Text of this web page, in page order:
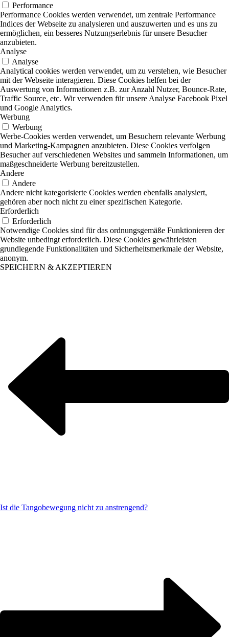
Performance
Performance Cookies werden verwendet, um zentrale Performance
Indices der Webseite zu analysieren und auszuwerten und es uns zu
ermöglichen, ein besseres Nutzungserlebnis für unsere Besucher
anzubieten.
Analyse
Analyse
Analytical cookies werden verwendet, um zu verstehen, wie Besucher
mit der Webseite interagieren. Diese Cookies helfen bei der
Auswertung von Informationen z.B. zur Anzahl Nutzer, Bounce-Rate,
Traffic Source, etc. Wir verwenden für unsere Analyse Facebook Pixel
und Google Analytics.
Werbung
Werbung
Werbe-Cookies werden verwendet, um Besuchern relevante Werbung
und Marketing-Kampagnen anzubieten. Diese Cookies verfolgen
Besucher auf verschiedenen Websites und sammeln Informationen, um
maßgeschneiderte Werbung bereitzustellen.
Andere
Andere
Andere nicht kategorisierte Cookies werden ebenfalls analysiert,
gehören aber noch nicht zu einer spezifischen Kategorie.
Erforderlich
Erforderlich
Notwendige Cookies sind für das ordnungsgemäße Funktionieren der
Website unbedingt erforderlich. Diese Cookies gewährleisten
grundlegende Funktionalitäten und Sicherheitsmerkmale der Website,
anonym.
SPEICHERN & AKZEPTIEREN
Ist die Tangobewegung nicht zu anstrengend?